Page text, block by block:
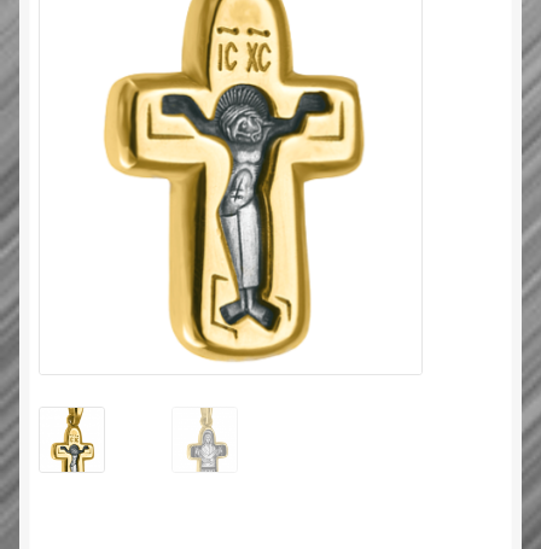
Типовой договор
Контактная информация
Оплата и доставка
Православные подарки